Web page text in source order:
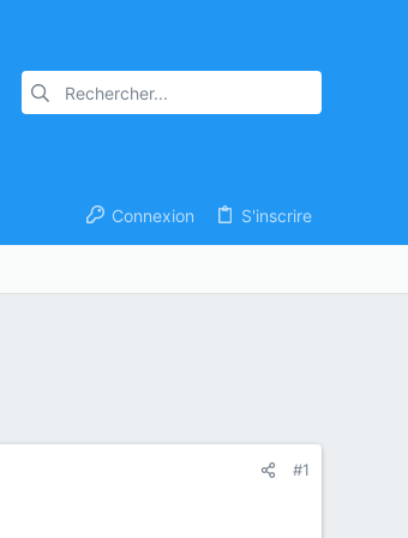
Connexion S'inscrire
#1